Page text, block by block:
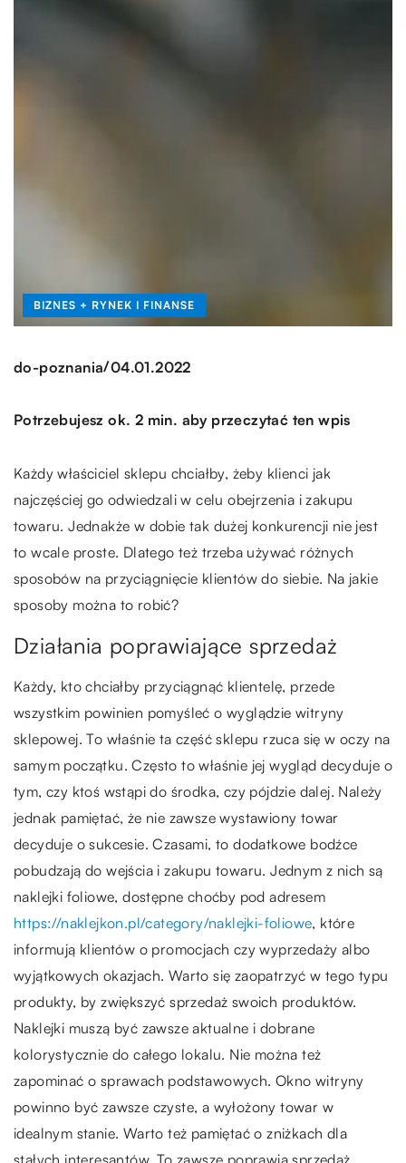
BIZNES + RYNEK I FINANSE
do-poznania/04.01.2022
Potrzebujesz ok. 2 min. aby przeczytać ten wpis
Każdy właściciel sklepu chciałby, żeby klienci jak
najczęściej go odwiedzali w celu obejrzenia i zakupu
towaru. Jednakże w dobie tak dużej konkurencji nie jest
to wcale proste. Dlatego też trzeba używać różnych
sposobów na przyciągnięcie klientów do siebie. Na jakie
sposoby można to robić?
Działania poprawiające sprzedaż
Każdy, kto chciałby przyciągnąć klientelę, przede
wszystkim powinien pomyśleć o wyglądzie witryny
sklepowej. To właśnie ta część sklepu rzuca się w oczy na
samym początku. Często to właśnie jej wygląd decyduje o
tym, czy ktoś wstąpi do środka, czy pójdzie dalej. Należy
jednak pamiętać, że nie zawsze wystawiony towar
decyduje o sukcesie. Czasami, to dodatkowe bodźce
pobudzają do wejścia i zakupu towaru. Jednym z nich są
naklejki foliowe, dostępne choćby pod adresem
https://naklejkon.pl/category/naklejki-foliowe, które
informują klientów o promocjach czy wyprzedaży albo
wyjątkowych okazjach. Warto się zaopatrzyć w tego typu
produkty, by zwiększyć sprzedaż swoich produktów.
Naklejki muszą być zawsze aktualne i dobrane
kolorystycznie do całego lokalu. Nie można też
zapominać o sprawach podstawowych. Okno witryny
powinno być zawsze czyste, a wyłożony towar w
idealnym stanie. Warto też pamiętać o zniżkach dla